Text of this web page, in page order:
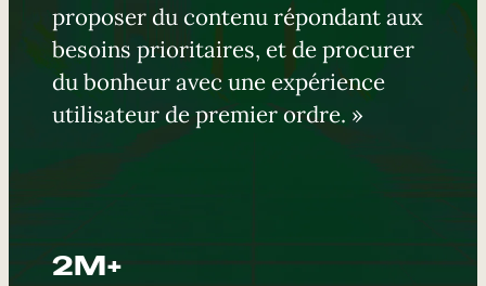
proposer du contenu répondant aux
besoins prioritaires, et de procurer
du bonheur avec une expérience
utilisateur de premier ordre. »
2M+